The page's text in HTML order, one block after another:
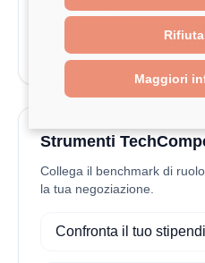
Maggiori
CARRIERA
SAP Business Analyst
processi aziendali e
Strumenti
Collega il benchmark di
la tua negoziazione.
Confronta il tuo